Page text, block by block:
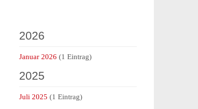
2026
Januar 2026 (1 Eintrag)
2025
Juli 2025 (1 Eintrag)